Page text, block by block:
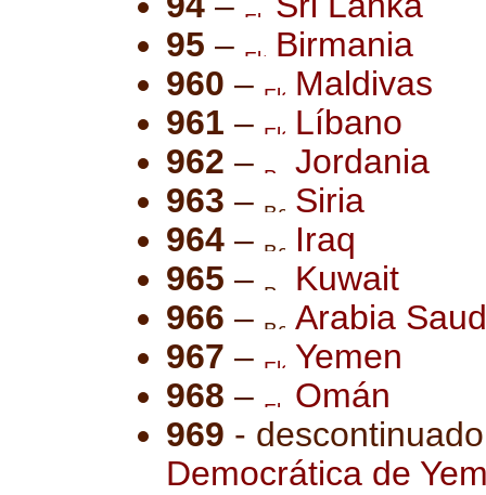
95 –
Birmania
960 –
Maldivas
961 –
Líbano
962 –
Jordania
963 –
Siria
964 –
Iraq
965 –
Kuwait
966 –
Arabia
967 –
Yemen
968 –
Omán
969 -
Democrática de